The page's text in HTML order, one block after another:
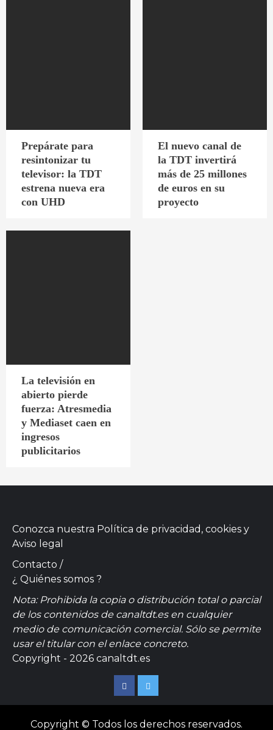
Prepárate para
resintonizar tu
televisor: la TDT
estrena nueva era
con UHD
El nuevo canal de
la TDT invertirá
más de 25 millones
de euros en su
proyecto
La televisión en
abierto pierde
fuerza: Atresmedia
y Mediaset caen en
ingresos
publicitarios
Conozca nuestra Política de privacidad, cookies y
Aviso legal
Contacto /
¿ Quiénes somos ?
Nota: Prohibida la copia o distribución total o parcial
de los contenidos de canaltdt.es en cualquier
medio de comunicación comercial. Sólo se permite
usar el titular con el enlace concreto.
Copyright - 2026 canaltdt.es
FacebookTwitter
Copyright © Todos los derechos reservados.